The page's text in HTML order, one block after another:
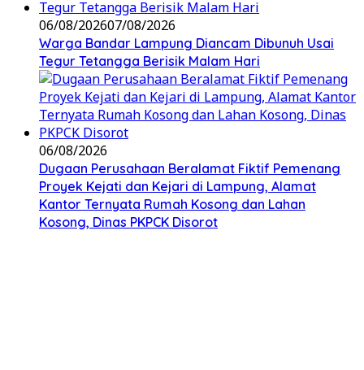
06/08/202607/08/2026
Warga Bandar Lampung Diancam Dibunuh Usai
Tegur Tetangga Berisik Malam Hari
06/08/2026
Dugaan Perusahaan Beralamat Fiktif Pemenang
Proyek Kejati dan Kejari di Lampung, Alamat
Kantor Ternyata Rumah Kosong dan Lahan
Kosong, Dinas PKPCK Disorot